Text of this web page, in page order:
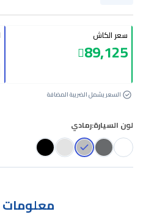
سعر الكاش
89,125
السعر يشمل الضريبة المضافة
لون السيارة:رمادي
معلومات